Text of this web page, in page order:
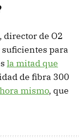
director de O2
para
la mitad que
de fibra 300
mismo, que